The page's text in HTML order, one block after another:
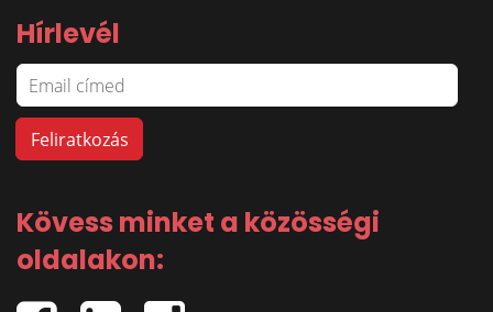
Hírlevél
Kövess minket a közösségi
oldalakon: